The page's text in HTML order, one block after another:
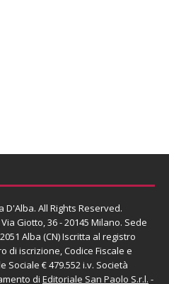
All Rights Reserved.
Via Giotto, 36 - 20145 Milano. Sede
Alba (CN) Iscritta al registro
di iscrizione, Codice Fiscale e
Sociale € 479.552 i.v. Società
di Editoriale San Paolo S.r.l. -